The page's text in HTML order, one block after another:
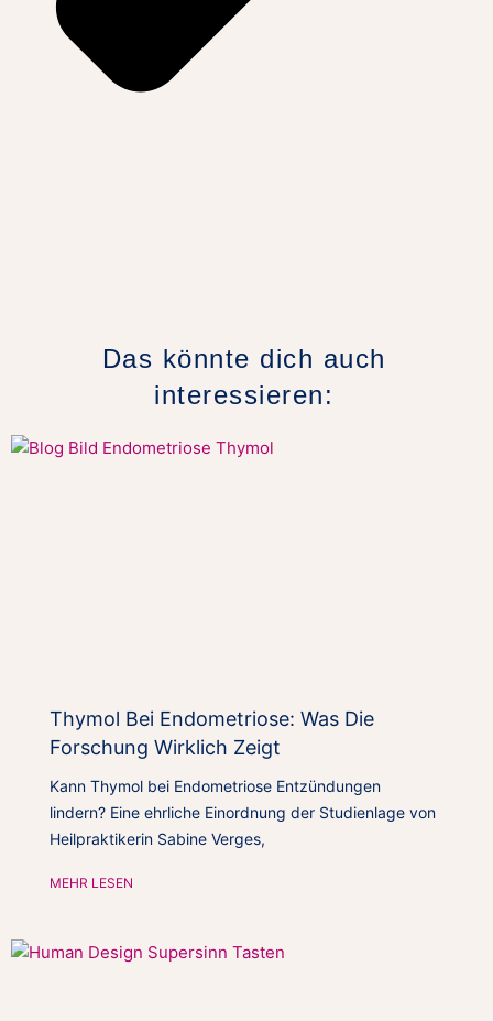
Das könnte dich auch
interessieren:
Thymol Bei Endometriose: Was Die
Forschung Wirklich Zeigt
Kann Thymol bei Endometriose Entzündungen
lindern? Eine ehrliche Einordnung der Studienlage von
Heilpraktikerin Sabine Verges,
MEHR LESEN